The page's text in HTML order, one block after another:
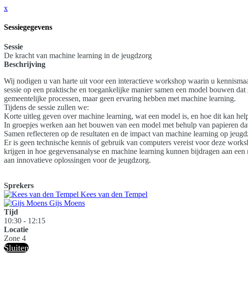
x
Sessiegegevens
Sessie
De kracht van machine learning in de jeugdzorg
Beschrijving
Wij nodigen u van harte uit voor een interactieve workshop waarin u
sessie op een praktische en toegankelijke manier samen een model bouwen
gemeentelijke processen, maar geen ervaring hebben met machine learning.
Tijdens de sessie zullen we:
Korte uitleg geven over machine learning, wat een model is, en hoe dit kan
In groepjes werken aan het bouwen van een model met behulp van papieren
Samen reflecteren op de resultaten en de impact van machine learning op
Er is geen technische kennis of gebruik van computers vereist voor deze
krijgen in hoe gegevensanalyse en machine learning kunnen bijdragen aan
aan innovatieve oplossingen voor de jeugdzorg.
Sprekers
Kees van den Tempel
Gijs Moens
Tijd
10:30 - 12:15
Locatie
Zone 4
Sluiten